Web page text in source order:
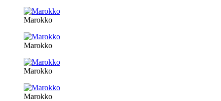
Marokko
Marokko
Marokko
Marokko